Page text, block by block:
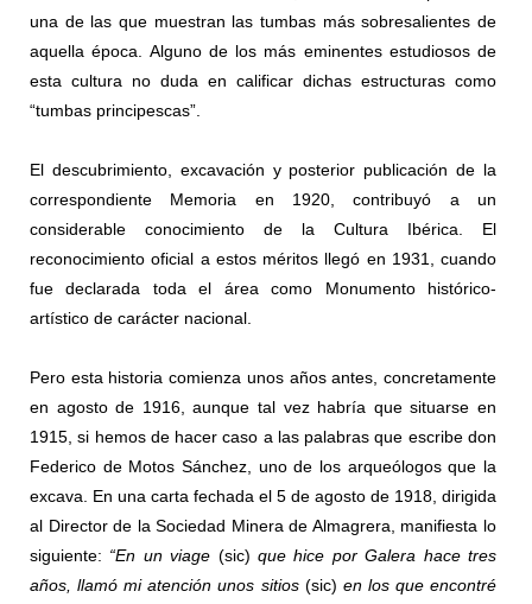
una de las que muestran las tumbas más sobresalientes de
aquella época. Alguno de los más eminentes estudiosos de
esta cultura no duda en calificar dichas estructuras como
“tumbas principescas”.
El descubrimiento, excavación y posterior publicación de la
correspondiente Memoria en 1920, contribuyó a un
considerable conocimiento de la Cultura Ibérica. El
reconocimiento oficial a estos méritos llegó en 1931, cuando
fue declarada toda el área como Monumento histórico-
artístico de carácter nacional.
Pero esta historia comienza unos años antes, concretamente
en agosto de 1916, aunque tal vez habría que situarse en
1915, si hemos de hacer caso a las palabras que escribe don
Federico de Motos Sánchez, uno de los arqueólogos que la
excava. En una carta fechada el 5 de agosto de 1918, dirigida
al Director de la Sociedad Minera de Almagrera, manifiesta lo
siguiente: “En un viage (sic)que hice por Galera hace tres
años, llamó mi atención unos sitios (sic) en los que encontré